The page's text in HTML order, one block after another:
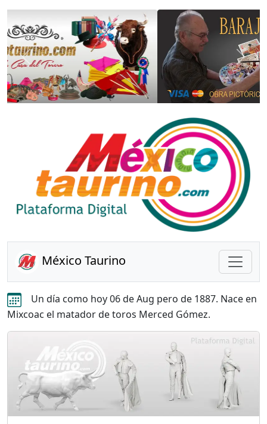
Anterior
México Taurino
Un día como hoy 06 de Aug pero de 1887. Nace en
Mixcoac el matador de toros Merced Gómez.